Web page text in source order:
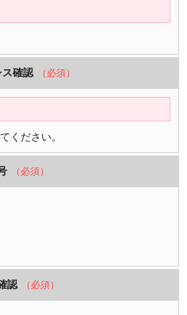
ス確認 （必須）
ください。
（必須）
認 （必須）